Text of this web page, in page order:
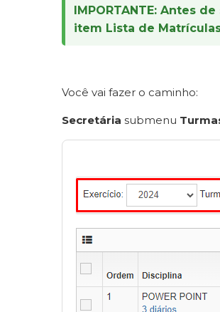
IMPORTANTE: Antes de
item Lista de
Você vai fazer o caminho:
Secretária submenu